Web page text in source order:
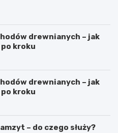
drewnianych – jak
kroku
drewnianych – jak
kroku
– do czego służy?